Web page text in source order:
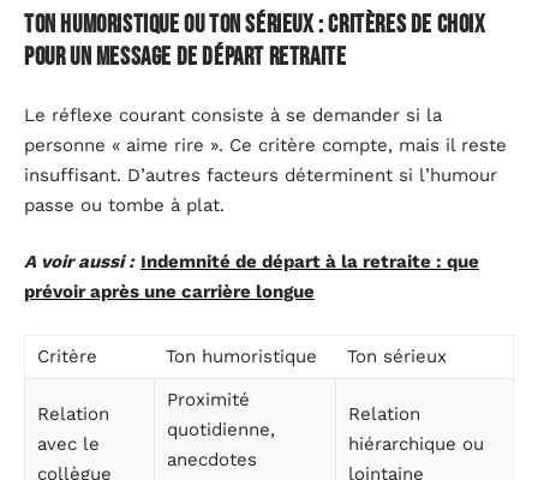
Ton humoristique ou ton sérieux : critères de choix
pour un message de départ retraite
Le réflexe courant consiste à se demander si la
personne « aime rire ». Ce critère compte, mais il reste
insuffisant. D’autres facteurs déterminent si l’humour
passe ou tombe à plat.
A voir aussi : Indemnité de départ à la retraite : que
prévoir après une carrière longue
Critère Ton humoristique Ton sérieux
Relation
avec le
collègue
Proximité
quotidienne,
anecdotes
Relation
hiérarchique ou
lointaine